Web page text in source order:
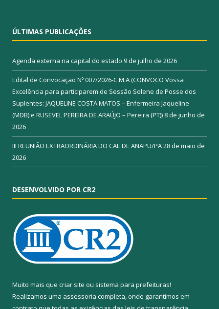
ÚLTIMAS PUBLICAÇÕES
Agenda externa na capital do estado 9 de julho de 2026
Edital de Convocação Nº 007/2026-C.M.A (CONVOCO Vossa
Excelência para participarem de Sessão Solene de Posse dos
Suplentes: JAQUELINE COSTA MATOS – Enfermeira Jaqueline
(MDB) e RUSEVEL PEREIRA DE ARAÚJO – Pereira (PT)) 8 de junho de
2026
III REUNIÃO EXTRAORDINÁRIA DO CAE DE ANAPU/PA28 de maio de
2026
DESENVOLVIDO POR CR2
Muito mais que criar site ou sistema para prefeituras!
Realizamos uma assessoria completa, onde garantimos em